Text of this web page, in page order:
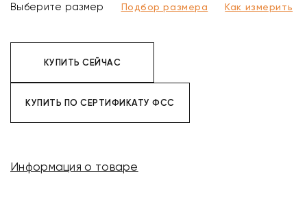
Выберите размер Подбор размера Как измерить
КУПИТЬ СЕЙЧАС
КУПИТЬ ПО СЕРТИФИКАТУ ФСС
Информация о товаре